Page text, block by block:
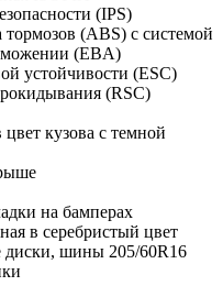
(IPS)
(ABS) с системой
(EBA)
устойчивости (ESC)
(RSC)
кузова с темной
на бамперах
в серебристый цвет
диски, шины 205/60R16